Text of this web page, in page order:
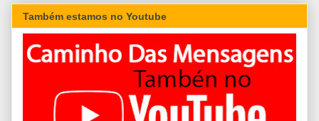
Também estamos no Youtube